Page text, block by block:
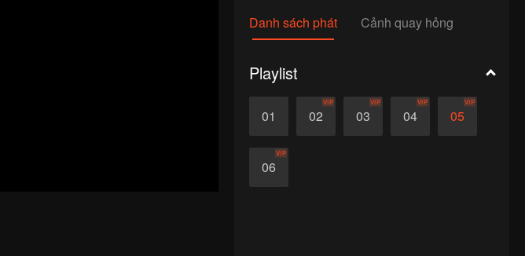
Danh sách phát Cảnh quay hỏng
Playlist
01 02
VIP
03
VIP
04
VIP
05
VIP
06
VIP